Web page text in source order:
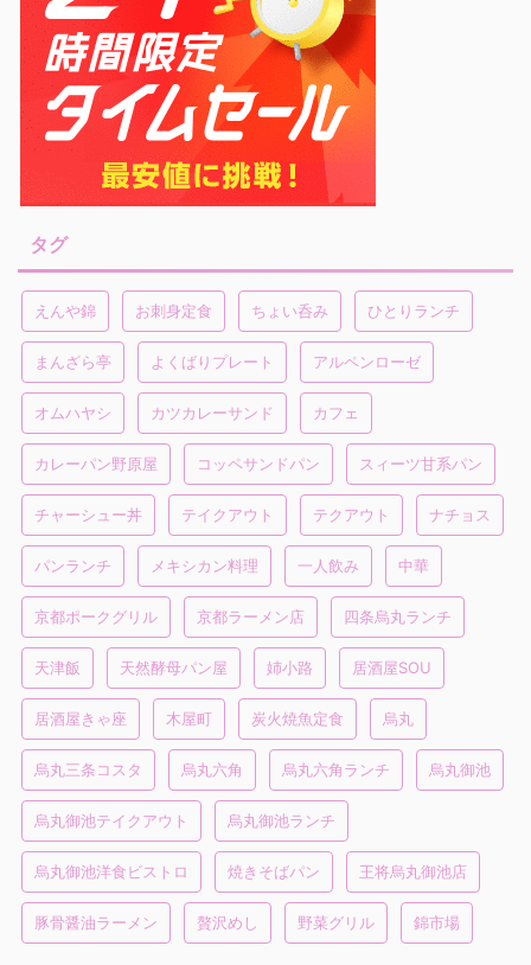
タグ
えんや錦 お刺身定食 ちょい呑み ひとりランチ
まんざら亭 よくばりプレート アルペンローゼ
オムハヤシ カツカレーサンド カフェ
カレーパン野原屋 コッペサンドパン スィーツ甘系パン
チャーシュー丼 テイクアウト テクアウト ナチョス
パンランチ メキシカン料理 一人飲み 中華
京都ポークグリル 京都ラーメン店 四条烏丸ランチ
天津飯 天然酵母パン屋 姉小路 居酒屋SOU
居酒屋きゃ座 木屋町 炭火焼魚定食 烏丸
烏丸三条コスタ 烏丸六角 烏丸六角ランチ 烏丸御池
烏丸御池テイクアウト 烏丸御池ランチ
烏丸御池洋食ビストロ 焼きそばパン 王将烏丸御池店
豚骨醤油ラーメン 贅沢めし 野菜グリル 錦市場